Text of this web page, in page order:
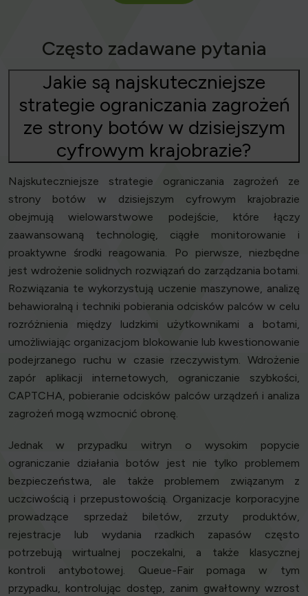
Często zadawane pytania
Jakie są najskuteczniejsze
strategie ograniczania zagrożeń
ze strony botów w dzisiejszym
cyfrowym krajobrazie?
Najskuteczniejsze strategie ograniczania zagrożeń ze
strony botów w dzisiejszym cyfrowym krajobrazie
obejmują wielowarstwowe podejście, które łączy
zaawansowaną technologię, ciągłe monitorowanie i
proaktywne środki reagowania. Po pierwsze, niezbędne
jest wdrożenie solidnych rozwiązań do zarządzania botami.
Rozwiązania te wykorzystują uczenie maszynowe, analizę
behawioralną i techniki pobierania odcisków palców w celu
rozróżnienia między ludzkimi użytkownikami a botami,
umożliwiając organizacjom blokowanie lub kwestionowanie
podejrzanego ruchu w czasie rzeczywistym. Wdrożenie
zapór aplikacji internetowych, ograniczanie szybkości,
CAPTCHA, pobieranie odcisków palców urządzeń i analiza
zagrożeń mogą wzmocnić obronę.
Jednak w przypadku witryn o wysokim popycie
ograniczanie działania botów jest nie tylko problemem
bezpieczeństwa, ale także problemem związanym z
uczciwością i przepustowością. Organizacje korporacyjne
prowadzące sprzedaż biletów, zrzuty produktów,
rejestracje lub wydania rzadkich zapasów często
potrzebują wirtualnej poczekalni, a także klasycznej
kontroli antybotowej. Queue-Fair pomaga w tym
przypadku, kontrolując dostęp, zanim gwałtowny wzrost